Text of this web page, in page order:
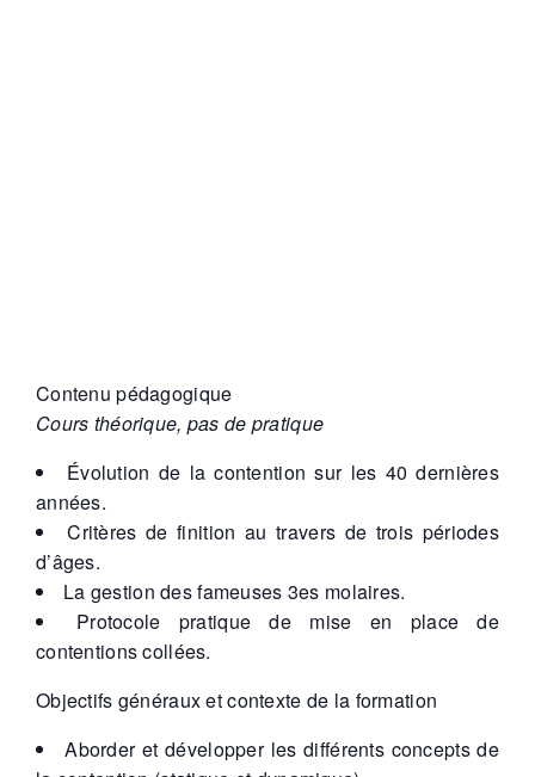
Contenu pédagogique
Cours théorique, pas de pratique
Évolution de la contention sur les 40 dernières
années.
Critères de finition au travers de trois périodes
d’âges.
La gestion des fameuses 3es molaires.
Protocole pratique de mise en place de
contentions collées.
Objectifs généraux et contexte de la formation
Aborder et développer les différents concepts de